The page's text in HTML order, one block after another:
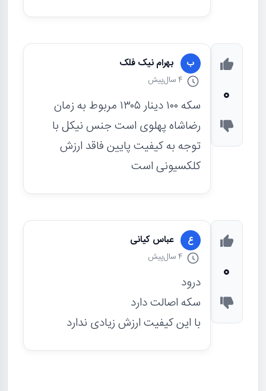
0
ب بهرام نیک فلک
4 سال پیش
سکه ۱۰۰ دینار ۱۳۰۵ مربوط به زمان
رضاشاه پهلوی است جنس نیکل با
توجه به کیفیت پایین فاقد ارزش
کلکسیونی است
0
ع عباس کیانی
4 سال پیش
درود
سکه اصالت دارد
با این کیفیت ارزش زیادی ندارد